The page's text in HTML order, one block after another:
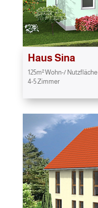
Haus Sina
125m² Wohn-/ Nutzfläche
4-5 Zimmer